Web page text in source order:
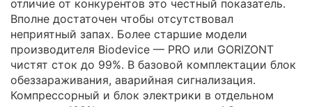
отличие от конкурентов это честный показатель.
Вполне достаточен чтобы отсутствовал
неприятный запах. Более старшие модели
производителя Biodevice — PRO или GORIZONT
чистят сток до 99%. В базовой комплектации блок
обеззараживания, аварийная сигнализация.
Компрессорный и блок электрики в отдельном